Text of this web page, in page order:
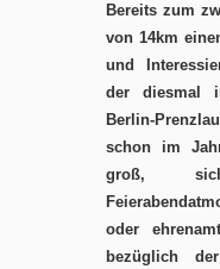
Bereits zum
von 14km
und
der diesmal
Berlin-
schon im
groß,
oder
bezüglich